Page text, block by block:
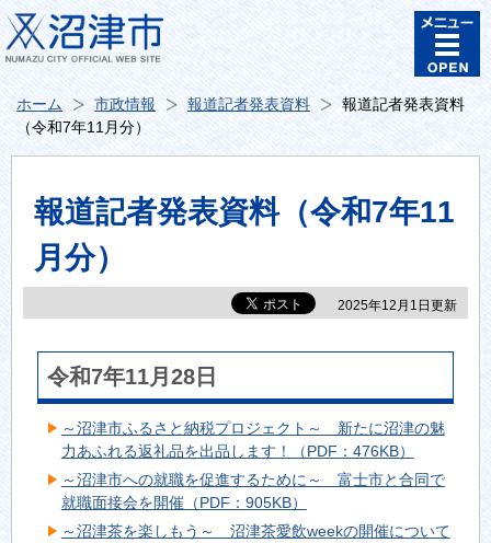
ホーム 市政情報 報道記者発表資料
報道記者発表資料
（令和7年11月分）
報道記者発表資料（令和7年11
月分）
2025年12月1日更新
令和7年11月28日
～沼津市ふるさと納税プロジェクト～ 新たに沼津の魅
力あふれる返礼品を出品します！（PDF：476KB）
～沼津市への就職を促進するために～ 富士市と合同で
就職面接会を開催（PDF：905KB）
～沼津茶を楽しもう～ 沼津茶愛飲weekの開催について